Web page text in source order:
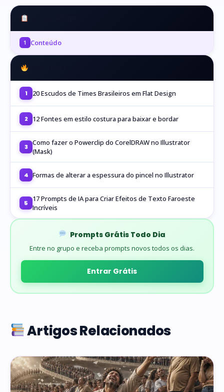
1 Conteúdo
1 20 Escudos de Times Brasileiros em Flat Design
2 12 Fontes em estilo costura para baixar e bordar
3 Como fazer o Powerclip do CorelDRAW no Illustrator
(Mask)
4 Formas de alterar a espessura do pincel no Illustrator
5
17 Prompts de IA para Criar Efeitos de Texto Faroeste
Incríveis
Prompts Grátis Todo Dia
Entre no grupo e receba prompts novos todos os dias.
Entrar Grátis
Artigos Relacionados